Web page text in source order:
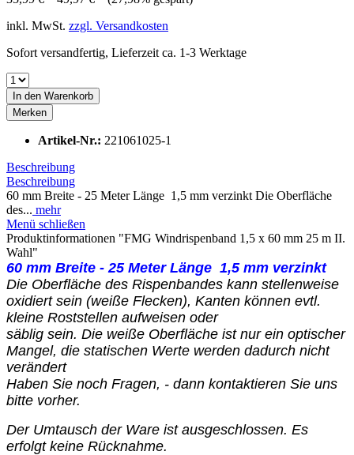
inkl. MwSt. zzgl. Versandkosten
Sofort versandfertig, Lieferzeit ca. 1-3 Werktage
In den Warenkorb
Merken
Artikel-Nr.: 221061025-1
Beschreibung
Beschreibung
60 mm Breite - 25 Meter Länge 1,5 mm verzinkt Die Oberfläche
des... mehr
Menü schließen
Produktinformationen "FMG Windrispenband 1,5 x 60 mm 25 m II.
Wahl"
60 mm Breite - 25 Meter Länge 1,5 mm verzinkt
Die Oberfläche des Rispenbandes kann stellenweise
oxidiert sein (weiße Flecken), Kanten können evtl.
kleine Roststellen aufweisen oder
säblig sein. Die weiße Oberfläche ist nur ein optischer
Mangel, die statischen Werte werden dadurch nicht
verändert
Haben Sie noch Fragen, - dann kontaktieren Sie uns
bitte vorher.
Der Umtausch der Ware ist ausgeschlossen. Es
erfolgt keine Rücknahme.